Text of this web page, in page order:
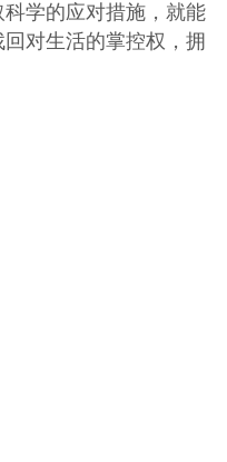
学的应对措施，就能
对生活的掌控权，拥